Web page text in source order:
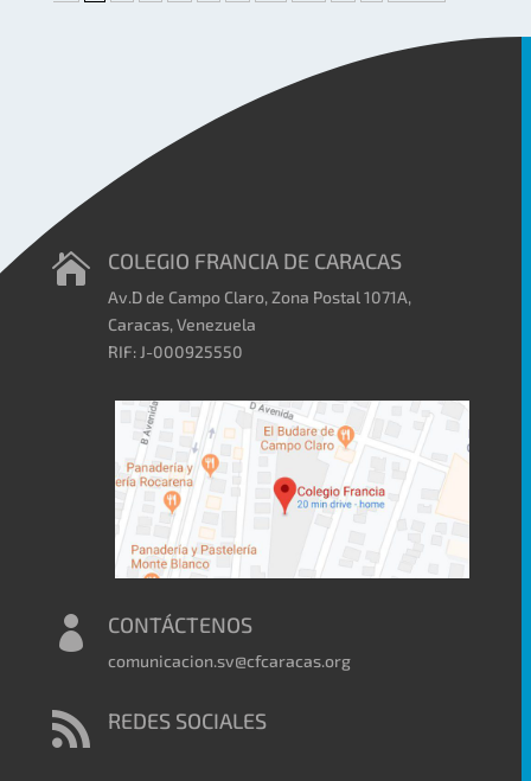
 COLEGIO FRANCIA DE CARACAS
Av.D de Campo Claro, Zona Postal 1071A,
Caracas, Venezuela
RIF: J-000925550
 CONTÁCTENOS
comunicacion.sv@cfcaracas.org
 REDES SOCIALES